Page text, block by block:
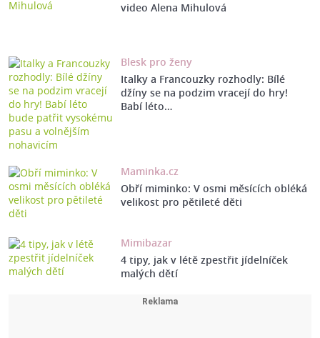
video Alena Mihulová
Blesk pro ženy
Italky a Francouzky rozhodly: Bílé
džíny se na podzim vracejí do hry!
Babí léto…
Maminka.cz
Obří miminko: V osmi měsících obléká
velikost pro pětileté děti
Mimibazar
4 tipy, jak v létě zpestřit jídelníček
malých dětí